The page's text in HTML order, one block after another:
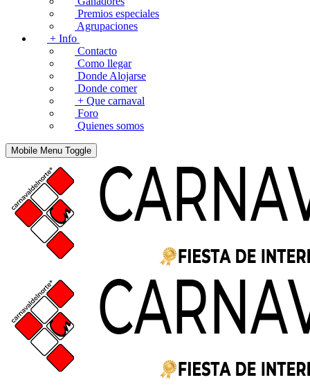
Premios especiales
Agrupaciones
+ Info
Contacto
Como llegar
Donde Alojarse
Donde comer
+ Que carnaval
Foro
Quienes somos
Mobile Menu Toggle